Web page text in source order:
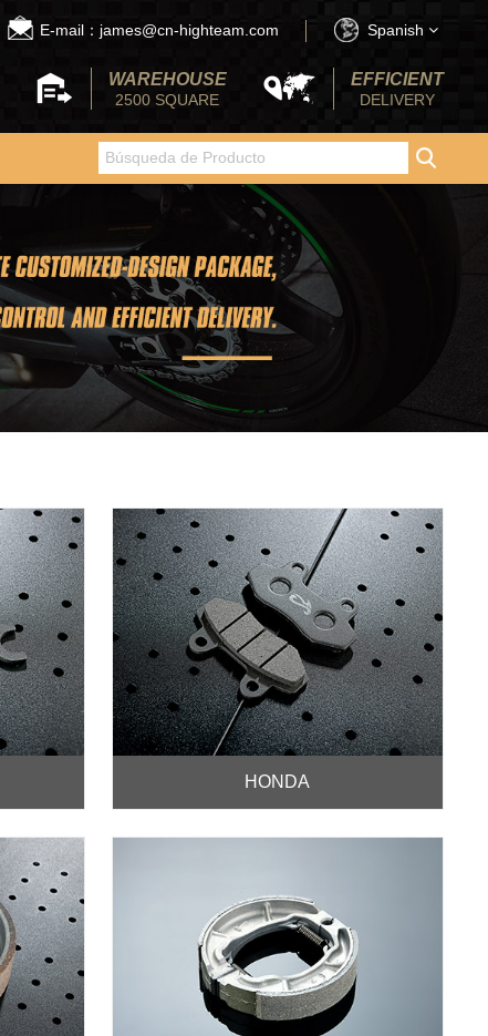
Spanish
E-mail：james@cn-highteam.com
WAREHOUSE
2500 SQUARE
EFFICIENT
DELIVERY
HONDA